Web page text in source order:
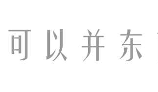
以并东